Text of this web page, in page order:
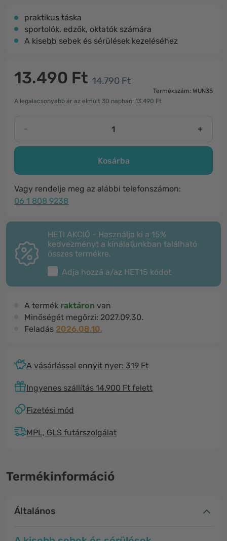
praktikus táska
sportolók, edzők, oktatók számára
A kisebb sebek és sérülések kezeléséhez
13.490 Ft 14.790 Ft
Termékszám: WUN35
A legalacsonyabb ár az elmúlt 30 napban: 13.490 Ft
- +
Kosárba
Vagy rendelje meg az alábbi telefonszámon:
06 1 808 9238
HETI AKCIÓ - Használja ki a 15%
kedvezményt a kínálatunkban található
összes termékre.
Adja hozzá a/az HET15 kódot
A termék raktáron van
Minőségét megőrzi: 2027.09.30.
Feladás 2026.08.10.
A vásárlással ennyit nyer: 319 Ft
Ingyenes szállítás 14.900 Ft felett
Fizetési mód
MPL, GLS futárszolgálat
Termékinformáció
Általános